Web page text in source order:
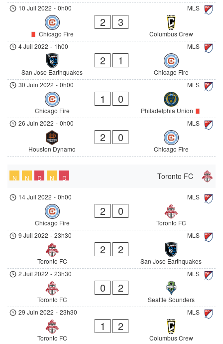
MLS
10 Juil 2022 - 0h00
Chicago Fire
2 3
Columbus Crew
MLS
4 Juil 2022 - 1h00
San Jose Earthquakes
2 1
Chicago Fire
MLS
30 Juin 2022 - 0h00
Chicago Fire
1 0
Philadelphia Union
MLS
26 Juin 2022 - 0h00
Houston Dynamo
2 0
Chicago Fire
Toronto FC
N N D N D
MLS
14 Juil 2022 - 0h00
Chicago Fire
2 0
Toronto FC
MLS
9 Juil 2022 - 23h30
Toronto FC
2 2
San Jose Earthquakes
MLS
2 Juil 2022 - 23h30
Toronto FC
0 2
Seattle Sounders
MLS
29 Juin 2022 - 23h30
Toronto FC
1 2
Columbus Crew